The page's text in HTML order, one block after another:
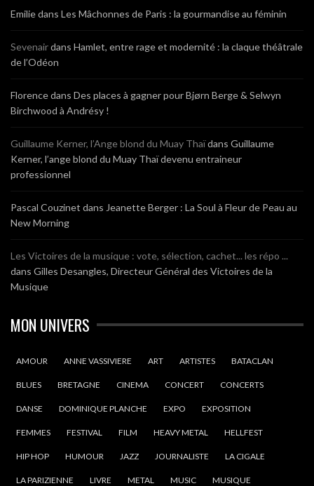
Emiliedans Les Mâchonnes de Paris : la gourmandise au féminin
Sevenairdans Hamlet, entre rage et modernité : la claque théâtrale
de l’Odéon
Florencedans Des places à gagner pour Bjørn Berge & Selwyn
Birchwood à Andrésy !
Guillaume Kerner, l’Ange blond du Muay Thaïdans Guillaume
Kerner, l’ange blond du Muay Thaï devenu entraineur
professionnel
Pascal Couzinet dans Jeanette Berger : La Soul à Fleur de Peau au
New Morning
Les Victoires de la musique : vote, sélection, cachet... les répo ...
dans Gilles Desangles, Directeur Général des Victoires de la
Musique
MON UNIVERS
AMOUR ANNE VASSIVIERE ART ARTISTES BATACLAN
BLUES BRETAGNE CINEMA CONCERT CONCERTS
DANSE DOMINIQUE PLANCHE EXPO EXPOSITION
FEMMES FESTIVAL FILM HEAVY METAL HELLFEST
HIP HOP HUMOUR JAZZ JOURNALISTE LA CIGALE
LA PARIZIENNE LIVRE METAL MUSIC MUSIQUE